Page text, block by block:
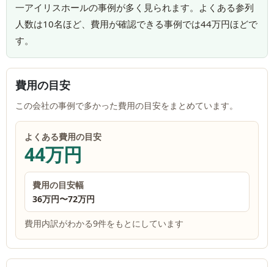
一アイリスホールの事例が多く見られます。よくある参列
人数は10名ほど、費用が確認できる事例では44万円ほどで
す。
費用の目安
この会社の事例で多かった費用の目安をまとめています。
よくある費用の目安
44万円
費用の目安幅
36万円〜72万円
費用内訳がわかる9件をもとにしています